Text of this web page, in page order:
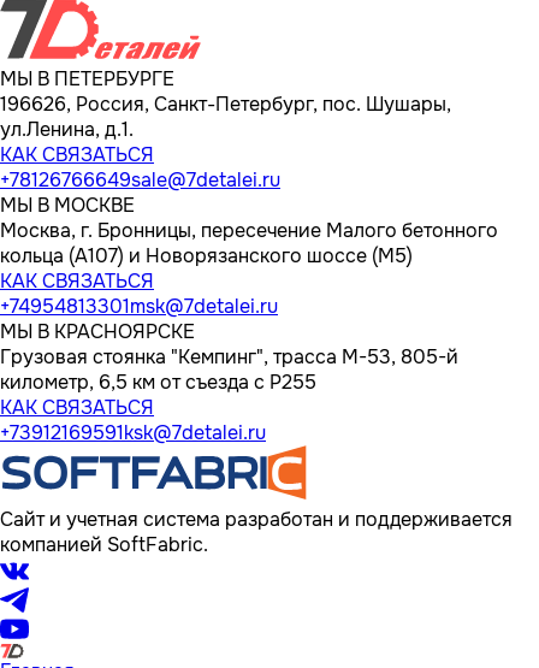
МЫ В ПЕТЕРБУРГЕ
196626, Россия, Санкт-Петербург, пос. Шушары,
ул.Ленина, д.1.
КАК СВЯЗАТЬСЯ
+78126766649sale@7detalei.ru
МЫ В МОСКВЕ
Москва, г. Бронницы, пересечение Малого бетонного
кольца (А107) и Новорязанского шоссе (М5)
КАК СВЯЗАТЬСЯ
+74954813301msk@7detalei.ru
МЫ В КРАСНОЯРСКЕ
Грузовая стоянка "Кемпинг", трасса M-53, 805-й
километр, 6,5 км от съезда с Р255
КАК СВЯЗАТЬСЯ
+73912169591ksk@7detalei.ru
Сайт и учетная система разработан и поддерживается
компанией SoftFabric.